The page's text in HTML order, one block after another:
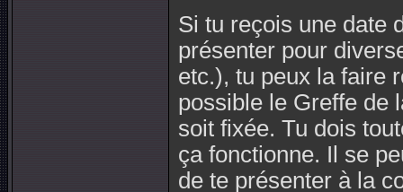
Si tu reçois une date
présenter pour
etc.), tu peux la faire
possible le Greffe de
soit fixée. Tu dois
ça fonctionne. Il se
de te présenter à la